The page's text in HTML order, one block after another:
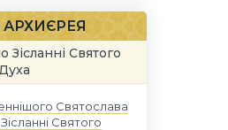
Зісланні Святого
Святослава
Святого